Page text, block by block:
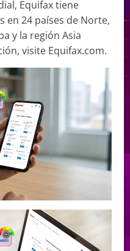
Equifax tiene
en 24 países de Norte,
y la región Asia
visite Equifax.com.